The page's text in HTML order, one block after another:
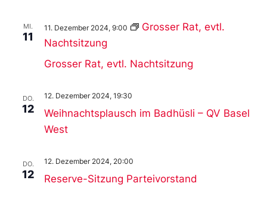
MI.
11
Grosser Rat, evtl. Nachtsitzung
11. Dezember 2024, 9:00
Grosser Rat, evtl.
Nachtsitzung
DO.
12
Weihnachtsplausch im Badhüsli – QV Basel
West
12. Dezember 2024, 19:30
DO.
12 Reserve-Sitzung Parteivorstand
12. Dezember 2024, 20:00